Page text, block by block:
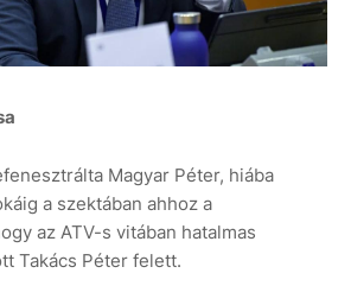
Magyar Péter, hiába
a szektában ahhoz a
az ATV-s vitában hatalmas
Takács Péter felett.